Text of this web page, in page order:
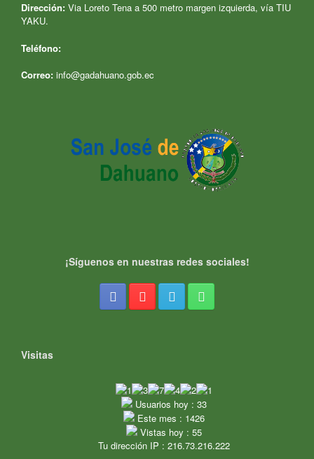
Dirección: Via Loreto Tena a 500 metro margen izquierda, vía TIU
YAKU.
Teléfono:
Correo: info@gadahuano.gob.ec
¡Síguenos en nuestras redes sociales!
Visitas
Usuarios hoy : 33
Este mes : 1426
Vistas hoy : 55
Tu dirección IP : 216.73.216.222